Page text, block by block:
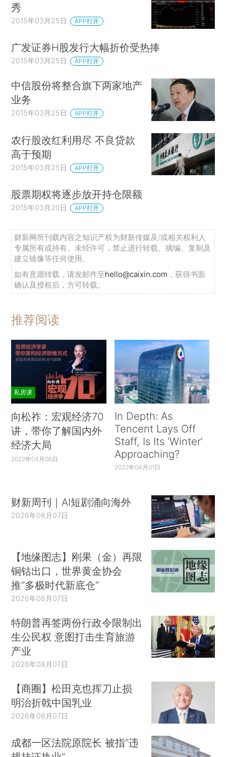
秀
2015年03月25日 APP打开
广发证券H股发行大幅折价受热捧
2015年03月25日 APP打开
中信股份将整合旗下两家地产
业务
2015年03月25日 APP打开
农行股改红利用尽 不良贷款
高于预期
2015年03月25日 APP打开
股票期权将逐步放开持仓限额
2015年03月20日 APP打开
财新网所刊载内容之知识产权为财新传媒及/或相关权利人
专属所有或持有。未经许可，禁止进行转载、摘编、复制及
建立镜像等任何使用。
如有意愿转载，请发邮件至hello@caixin.com ，获得书面
确认及授权后，方可转载。
推荐阅读
私房课
向松祚：宏观经济70
讲，带你了解国内外
经济大局
2022年04月06日
In Depth: As
Tencent Lays Off
Staff, Is Its ‘Winter’
Approaching?
2022年04月01日
财新周刊｜AI短剧涌向海外
2026年08月07日
【地缘图志】刚果（金）再限
铜钴出口，世界黄金协会
推“多极时代新底仓”
2026年08月07日
特朗普再签两份行政令限制出
生公民权 意图打击生育旅游
产业
2026年08月07日
【商圈】松田克也挥刀止损
明治折戟中国乳业
2026年08月07日
成都一区法院原院长 被指“违